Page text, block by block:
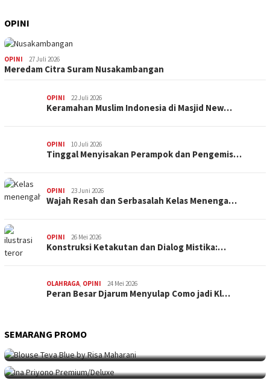
OPINI
OPINI 27 Juli 2026
Meredam Citra Suram Nusakambangan
OPINI 22 Juli 2026
Keramahan Muslim Indonesia di Masjid New…
OPINI 10 Juli 2026
Tinggal Menyisakan Perampok dan Pengemis…
OPINI 23 Juni 2026
Wajah Resah dan Serbasalah Kelas Menenga…
OPINI 26 Mei 2026
Konstruksi Ketakutan dan Dialog Mistika:…
OLAHRAGA, OPINI 24 Mei 2026
Peran Besar Djarum Menyulap Como jadi Kl…
SEMARANG PROMO
SEMARANG PROMO 9 Mei 2026
SEMARANG PROMO 5 Mei 2026
Intip Koleksi Ina Priyono, Jenama Fesyen…